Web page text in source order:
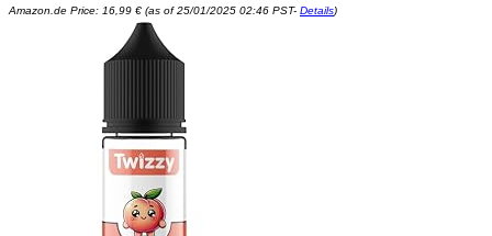
Amazon.de Price: 16,99 € (as of 25/01/2025 02:46 PST- Details)